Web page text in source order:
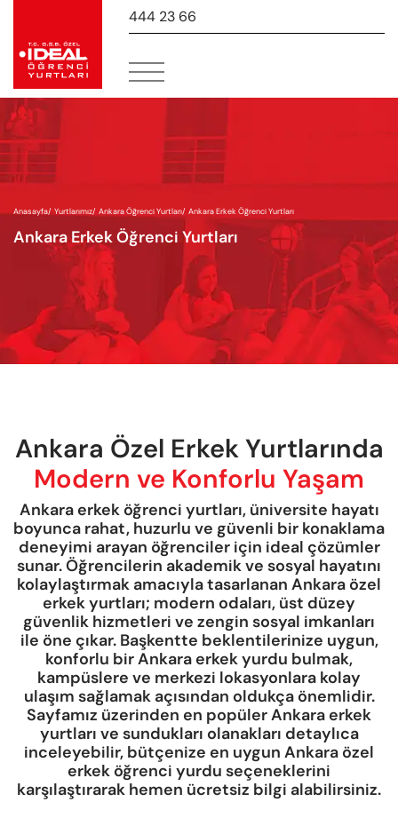
444 23 66
Anasayfa/ Yurtlarımız/ Ankara Öğrenci Yurtları/ Ankara Erkek Öğrenci Yurtları
Ankara Erkek Öğrenci Yurtları
Ankara Özel Erkek Yurtlarında
Modern ve Konforlu Yaşam
Ankara erkek öğrenci yurtları, üniversite hayatı
boyunca rahat, huzurlu ve güvenli bir konaklama
deneyimi arayan öğrenciler için ideal çözümler
sunar. Öğrencilerin akademik ve sosyal hayatını
kolaylaştırmak amacıyla tasarlanan Ankara özel
erkek yurtları; modern odaları, üst düzey
güvenlik hizmetleri ve zengin sosyal imkanları
ile öne çıkar. Başkentte beklentilerinize uygun,
konforlu bir Ankara erkek yurdu bulmak,
kampüslere ve merkezi lokasyonlara kolay
ulaşım sağlamak açısından oldukça önemlidir.
Sayfamız üzerinden en popüler Ankara erkek
yurtları ve sundukları olanakları detaylıca
inceleyebilir, bütçenize en uygun Ankara özel
erkek öğrenci yurdu seçeneklerini
karşılaştırarak hemen ücretsiz bilgi alabilirsiniz.